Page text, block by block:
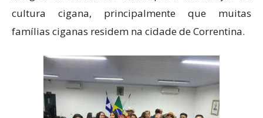
cultura cigana, principalmente que muitas
famílias ciganas residem na cidade de Correntina.